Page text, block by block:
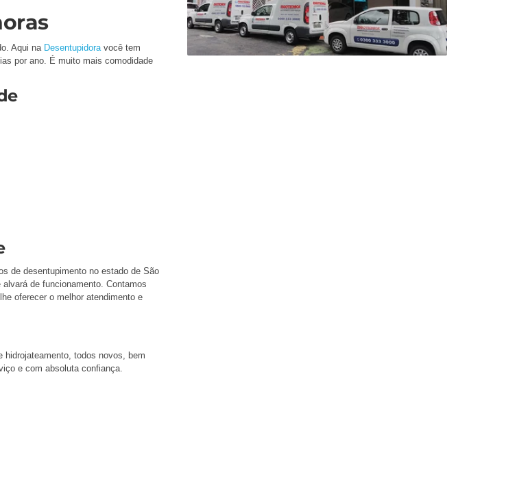
Aqui na Desentupidora você tem
por ano. É muito mais comodidade
de desentupimento no estado de São
de funcionamento. Contamos
oferecer o melhor atendimento e
hidrojateamento, todos novos, bem
e com absoluta confiança.